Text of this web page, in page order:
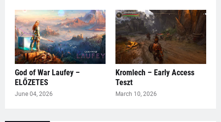
God of War Laufey –
ELŐZETES
June 04, 2026
Kromlech – Early Access
Teszt
March 10, 2026